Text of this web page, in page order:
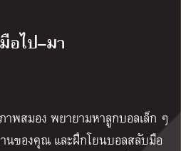
อไป–มา
าพสมอง พยายามหาลูกบอลเล็ก ๆ
นของคุณ และฝึกโยนบอลสลับมือ